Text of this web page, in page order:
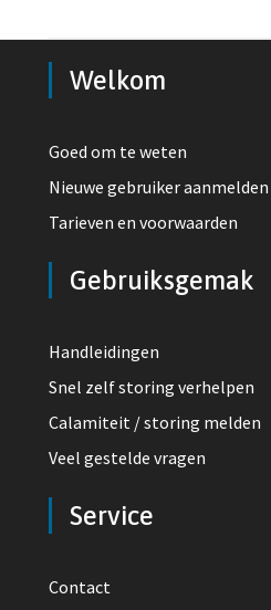
Welkom
Goed om te weten
Nieuwe gebruiker aanmelden
Tarieven en voorwaarden
Gebruiksgemak
Handleidingen
Snel zelf storing verhelpen
Calamiteit / storing melden
Veel gestelde vragen
Service
Contact